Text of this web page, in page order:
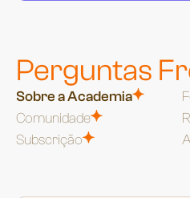
Perguntas
Sobre a Academia
Comunidade
Subscrição